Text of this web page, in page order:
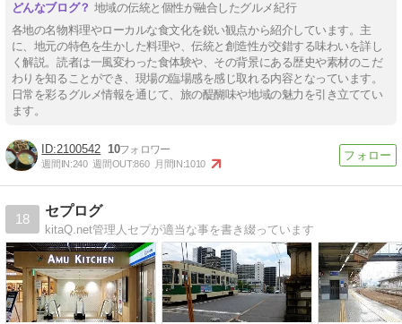
地域の伝統と個性が融合したグルメ紀行
各地の名物料理やローカルな食文化を鋭い観点から紹介しています。主
に、地元の特色を生かした料理や、伝統と創造性が交錯する味わいを詳し
く解説。読者は一風変わった食体験や、その背景にある歴史や素材のこだ
わりを知ることができ、現場の臨場感を感じ取れる内容となっています。
日常を彩るグルメ情報を通じて、旅の醍醐味や地域の魅力を引き立ててい
ます。
2100542 10
週間IN:240 週間OUT:860 月間IN:1010
18
セプログ
kitaQ.net管理人セプが適当な事を書き綴っています